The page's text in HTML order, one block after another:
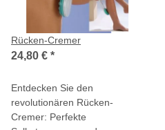
Rücken-Cremer
24,80 € *
Entdecken Sie den
revolutionären Rücken-
Cremer: Perfekte